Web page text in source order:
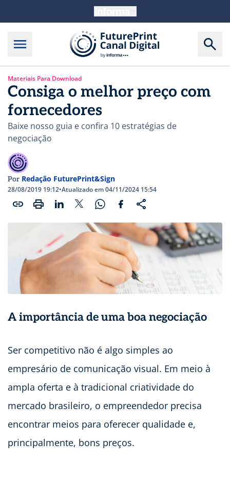
Materiais Para Download
Consiga o melhor preço com
fornecedores
Baixe nosso guia e confira 10 estratégias de
negociação
Por Redação FuturePrint&Sign
28/08/2019 19:12•Atualizado em 04/11/2024 15:54
A importância de uma boa negociação
Ser competitivo não é algo simples ao
empresário de comunicação visual. Em meio à
ampla oferta e à tradicional criatividade do
mercado brasileiro, o empreendedor precisa
encontrar meios para oferecer qualidade e,
principalmente, bons preços.